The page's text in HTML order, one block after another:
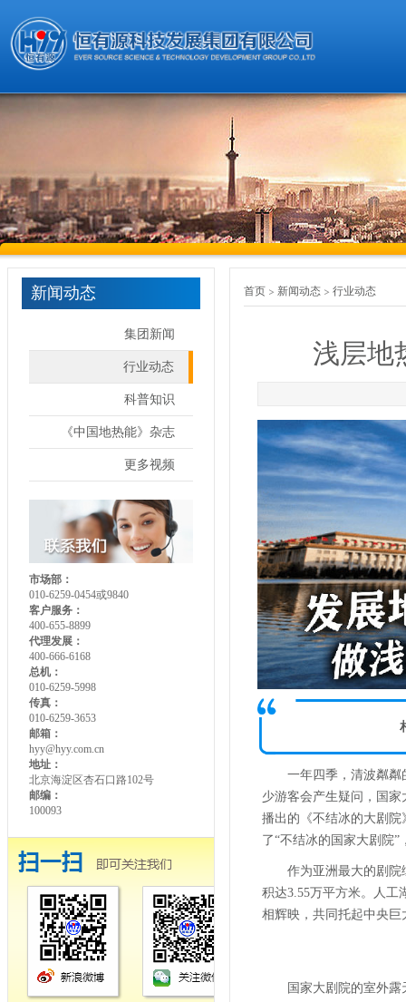
新闻动态
集团新闻
行业动态
科普知识
《中国地热能》杂志
更多视频
市场部：
010-6259-0454或9840
客户服务：
400-655-8899
代理发展：
400-666-6168
总机：
010-6259-5998
传真：
010-6259-3653
邮箱：
hyy@hyy.com.cn
地址：
北京海淀区杏石口路102号
邮编：
100093
首页 新闻动态 行业动态
浅层地
一年四季，清波粼
少游客会产生疑问，国
播出的《不结冰的大剧
了“不结冰的国家大剧院
作为亚洲最大的剧
积达3.55万平方米。人工
相辉映，共同托起中央
国家大剧院的室外露